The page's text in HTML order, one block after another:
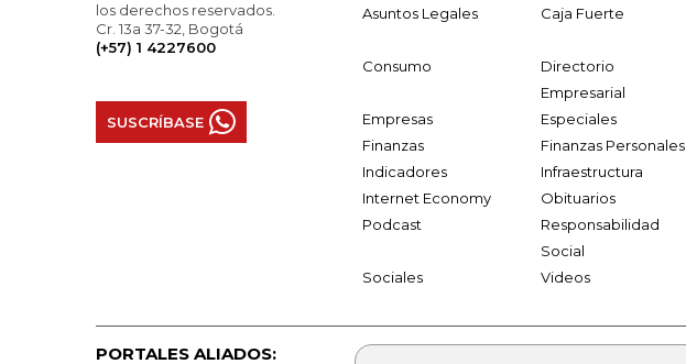
los derechos reservados.
Cr. 13a 37-32, Bogotá
(+57) 1 4227600
SUSCRÍBASE
Asuntos Legales
Caja Fuerte
Consumo
Directorio
Empresarial
Empresas Especiales
Finanzas
Finanzas Personales
Indicadores
Infraestructura
Internet Economy
Obituarios
Podcast
Responsabilidad
Social
Sociales Videos
PORTALES ALIADOS: